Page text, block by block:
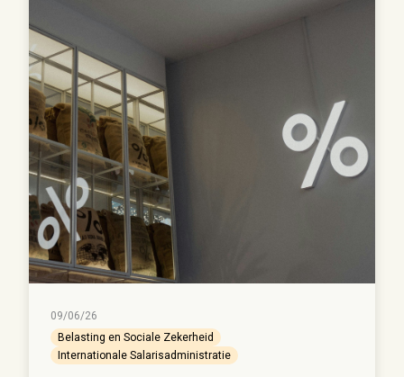
09/06/26
Belasting en Sociale Zekerheid
Internationale Salarisadministratie